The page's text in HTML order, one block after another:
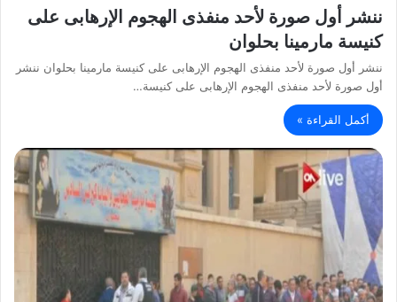
ننشر أول صورة لأحد منفذى الهجوم الإرهابى على
كنيسة مارمينا بحلوان
ننشر أول صورة لأحد منفذى الهجوم الإرهابى على كنيسة مارمينا بحلوان ننشر
أول صورة لأحد منفذى الهجوم الإرهابى على كنيسة…
أكمل القراءة »